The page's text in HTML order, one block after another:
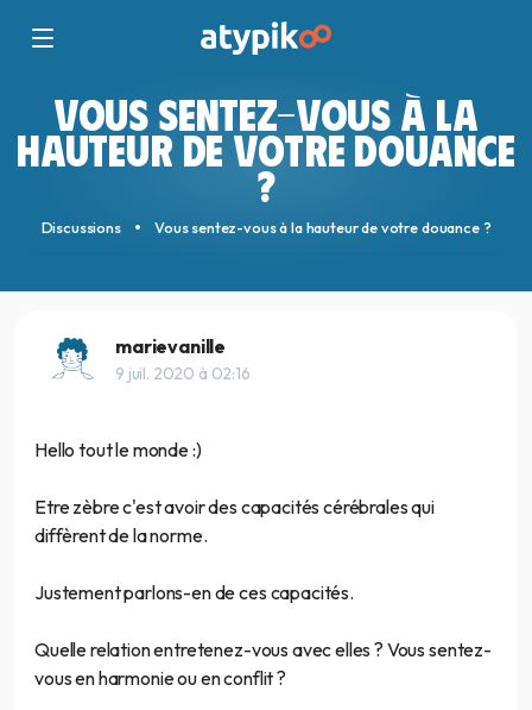
VOUS SENTEZ-VOUS À LA
HAUTEUR DE VOTRE DOUANCE
?
Discussions Vous sentez-vous à la hauteur de votre douance ?
marievanille
9 juil. 2020 à 02:16
Hello tout le monde :)
Etre zèbre c'est avoir des capacités cérébrales qui
diffèrent de la norme.
Justement parlons-en de ces capacités.
Quelle relation entretenez-vous avec elles ? Vous sentez-
vous en harmonie ou en conflit ?